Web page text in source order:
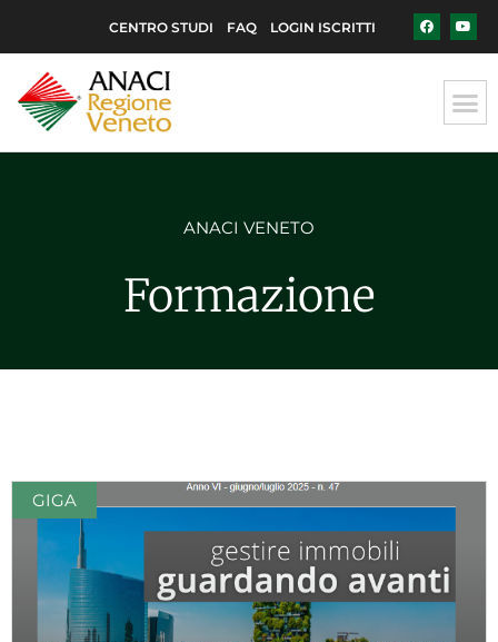
CENTRO STUDI FAQ LOGIN ISCRITTI
ANACI VENETO
Formazione
GIGA